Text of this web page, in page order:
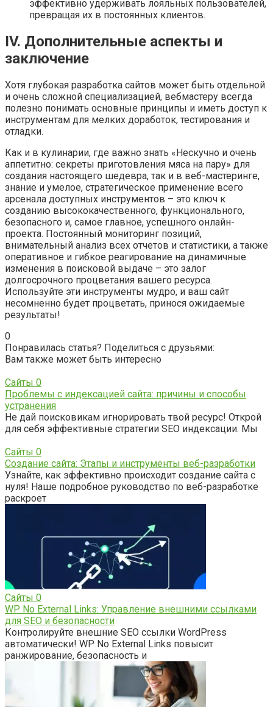
эффективно удерживать лояльных пользователей,
превращая их в постоянных клиентов.
IV. Дополнительные аспекты и
заключение
Хотя глубокая разработка сайтов может быть отдельной
и очень сложной специализацией, вебмастеру всегда
полезно понимать основные принципы и иметь доступ к
инструментам для мелких доработок, тестирования и
отладки.
Как и в кулинарии, где важно знать «Нескучно и очень
аппетитно: секреты приготовления мяса на пару» для
создания настоящего шедевра, так и в веб-мастеринге,
знание и умелое, стратегическое применение всего
арсенала доступных инструментов – это ключ к
созданию высококачественного, функционального,
безопасного и, самое главное, успешного онлайн-
проекта. Постоянный мониторинг позиций,
внимательный анализ всех отчетов и статистики, а также
оперативное и гибкое реагирование на динамичные
изменения в поисковой выдаче – это залог
долгосрочного процветания вашего ресурса.
Используйте эти инструменты мудро, и ваш сайт
несомненно будет процветать, принося ожидаемые
результаты!
0
Понравилась статья? Поделиться с друзьями:
Вам также может быть интересно
Сайты 0
Проблемы с индексацией сайта: причины и способы
устранения
Не дай поисковикам игнорировать твой ресурс! Открой
для себя эффективные стратегии SEO индексации. Мы
Сайты 0
Создание сайта: Этапы и инструменты веб-разработки
Узнайте, как эффективно происходит создание сайта с
нуля! Наше подробное руководство по веб-разработке
раскроет
Сайты 0
WP No External Links: Управление внешними ссылками
для SEO и безопасности
Контролируйте внешние SEO ссылки WordPress
автоматически! WP No External Links повысит
ранжирование, безопасность и